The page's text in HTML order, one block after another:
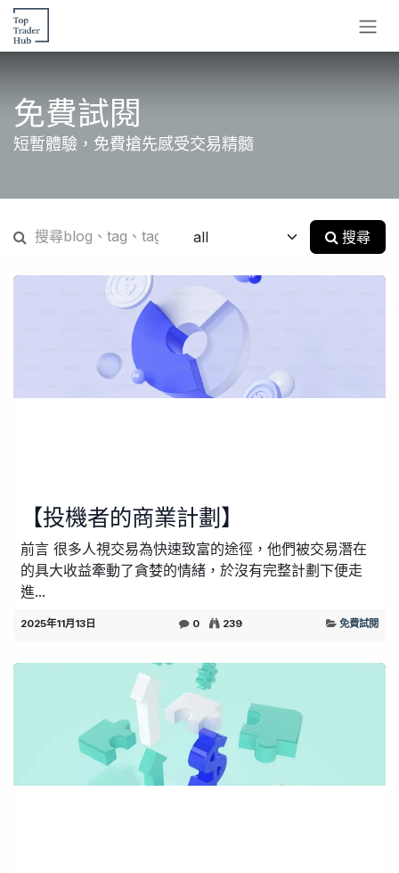
跳至內容
免費試閱
短暫體驗，免費搶先感受交易精髓
搜尋
【投機者的商業計劃】
前言 很多人視交易為快速致富的途徑，他們被交易潛在
的具大收益牽動了貪婪的情緒，於沒有完整計劃下便走
進...
2025年11月13日 0 239 免費試閱